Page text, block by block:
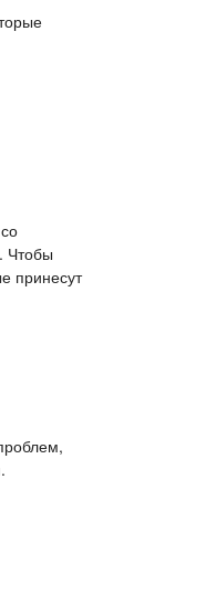
Чтобы
принесут